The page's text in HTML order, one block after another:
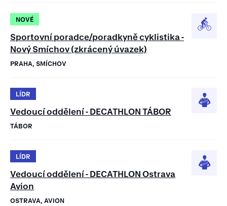
NOVÉ
Sportovní poradce/poradkyně cyklistika -
Nový Smíchov (zkrácený úvazek)
PRAHA, SMÍCHOV
LÍDR
Vedoucí oddělení - DECATHLON TÁBOR
TÁBOR
LÍDR
Vedoucí oddělení - DECATHLON Ostrava
Avion
OSTRAVA, AVION